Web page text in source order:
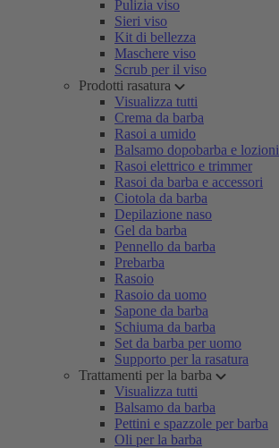
Pulizia viso
Sieri viso
Kit di bellezza
Maschere viso
Scrub per il viso
Prodotti rasatura
Visualizza tutti
Crema da barba
Rasoi a umido
Balsamo dopobarba e lozioni
Rasoi elettrico e trimmer
Rasoi da barba e accessori
Ciotola da barba
Depilazione naso
Gel da barba
Pennello da barba
Prebarba
Rasoio
Rasoio da uomo
Sapone da barba
Schiuma da barba
Set da barba per uomo
Supporto per la rasatura
Trattamenti per la barba
Visualizza tutti
Balsamo da barba
Pettini e spazzole per barba
Oli per la barba